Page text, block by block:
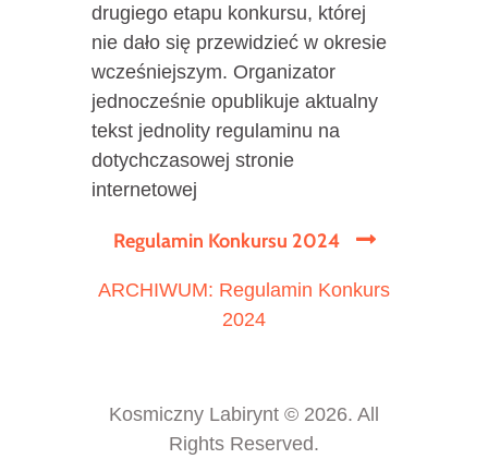
drugiego etapu konkursu, której
nie dało się przewidzieć w okresie
wcześniejszym. Organizator
jednocześnie opublikuje aktualny
tekst jednolity regulaminu na
dotychczasowej stronie
internetowej
Regulamin Konkursu 2024
ARCHIWUM: Regulamin Konkurs
2024
Kosmiczny Labirynt © 2026. All
Rights Reserved.